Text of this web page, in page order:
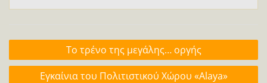
Πλοήγηση
άρθρων
Το τρένο της μεγάλης… οργής
Εγκαίνια του Πολιτιστικού Χώρου «Alaya»